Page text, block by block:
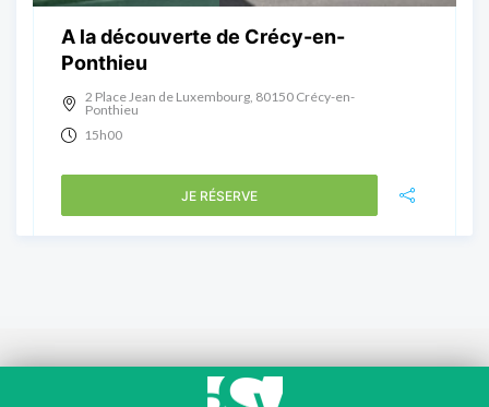
A la découverte de Crécy-en-
Ponthieu
2 Place Jean de Luxembourg, 80150 Crécy-en-
Ponthieu
15h00
JE RÉSERVE